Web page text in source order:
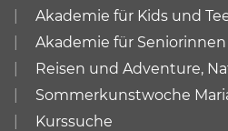
Akademie für Kids und
Akademie für
Reisen und Adventure,
Sommerkunstwoche
Kurssuche